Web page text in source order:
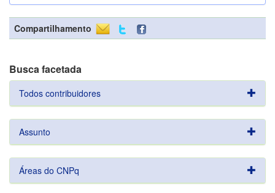
Compartilhamento
Busca facetada
Todos contribuidores
Assunto
Áreas do CNPq